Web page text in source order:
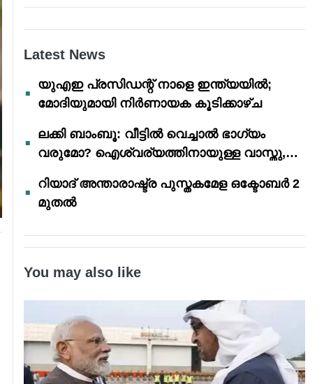
Latest News
യുഎഇ പ്രസിഡന്റ് നാളെ ഇന്ത്യയിൽ;
മോദിയുമായി നിർണായക കൂടിക്കാഴ്ച
ലക്കി ബാംബൂ: വീട്ടിൽ വെച്ചാൽ ഭാഗ്യം
വരുമോ? ഐശ്വര്യത്തിനായുള്ള വാസ്തു,
റിയാദ് അന്താരാഷ്ട്ര പുസ്തകമേള ഒക്ടോബർ 2
മുതൽ
You may also like